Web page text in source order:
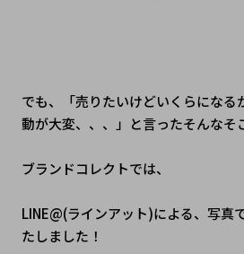
でも、「売りたいけどいくらになる
動が大変、、、」と言ったそんなそ
ブランドコレクトでは、
LINE@(ラインアット)による、写真
たしました！